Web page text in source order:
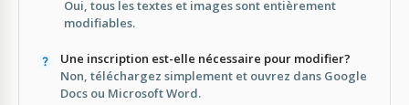
Oui, tous les textes et images sont entièrement
modifiables.
Une inscription est-elle nécessaire pour modifier?
Non, téléchargez simplement et ouvrez dans Google
Docs ou Microsoft Word.